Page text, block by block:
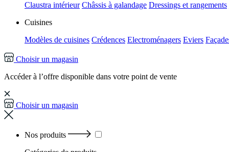
Claustra intérieur Châssis à galandage Dressings et rangements
Cuisines
Modèles de cuisines Crédences Electroménagers Eviers
Choisir un magasin
Accéder à l’offre disponible dans votre point de vente
Choisir un magasin
Nos produits